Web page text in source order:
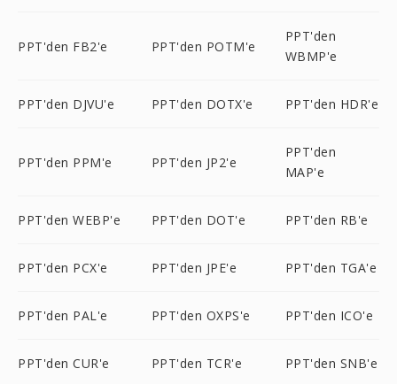
PPT'den FB2'e PPT'den POTM'e
PPT'den
WBMP'e
PPT'den DJVU'e PPT'den DOTX'e PPT'den HDR'e
PPT'den PPM'e PPT'den JP2'e
PPT'den
MAP'e
PPT'den WEBP'e PPT'den DOT'e PPT'den RB'e
PPT'den PCX'e PPT'den JPE'e PPT'den TGA'e
PPT'den PAL'e PPT'den OXPS'e PPT'den ICO'e
PPT'den CUR'e PPT'den TCR'e PPT'den SNB'e